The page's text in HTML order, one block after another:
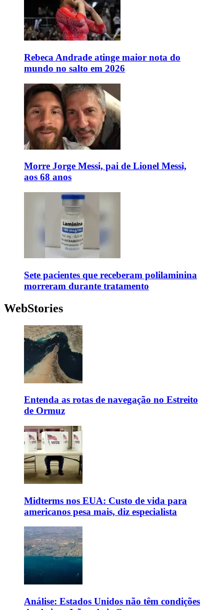
Rebeca Andrade atinge maior nota do
mundo no salto em 2026
Morre Jorge Messi, pai de Lionel Messi,
aos 68 anos
Sete pacientes que receberam polilaminina
morreram durante tratamento
WebStories
Entenda as rotas de navegação no Estreito
de Ormuz
Midterms nos EUA: Custo de vida para
americanos pesa mais, diz especialista
Análise: Estados Unidos não têm condições